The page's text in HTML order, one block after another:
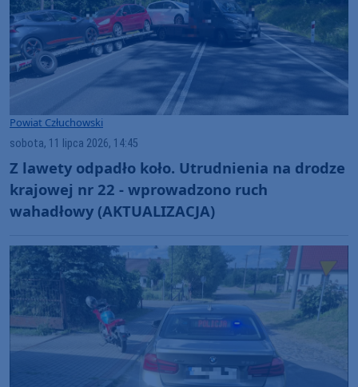
Powiat Człuchowski
sobota, 11 lipca 2026, 14:45
Z lawety odpadło koło. Utrudnienia na drodze
krajowej nr 22 - wprowadzono ruch
wahadłowy (AKTUALIZACJA)